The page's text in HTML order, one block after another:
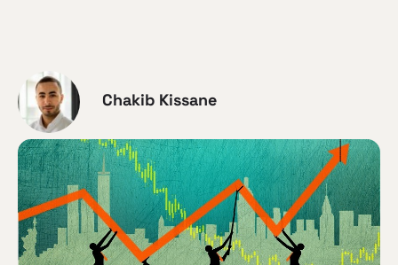
Chakib Kissane